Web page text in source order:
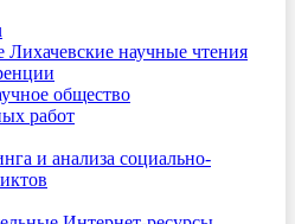
научные чтения
общество
работ
и анализа социально-